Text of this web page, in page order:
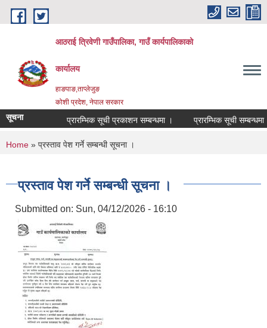
Skip to main content
आठराई त्रिवेणी गाउँपालिका, गाउँ कार्यपालिकाको
कार्यालय
हाङपाङ,ताप्लेजुङ
कोशी प्रदेश, नेपाल सरकार
सूचना प्रारम्भिक सूची प्रकाशन सम्बन्धमा । प्रारम्भिक सूची सम्बन्धमा ।
You are here
Home » प्रस्ताव पेश गर्ने सम्बन्धी सूचना ।
प्रस्ताव पेश गर्ने सम्बन्धी सूचना ।
Submitted on: Sun, 04/12/2026 - 16:10